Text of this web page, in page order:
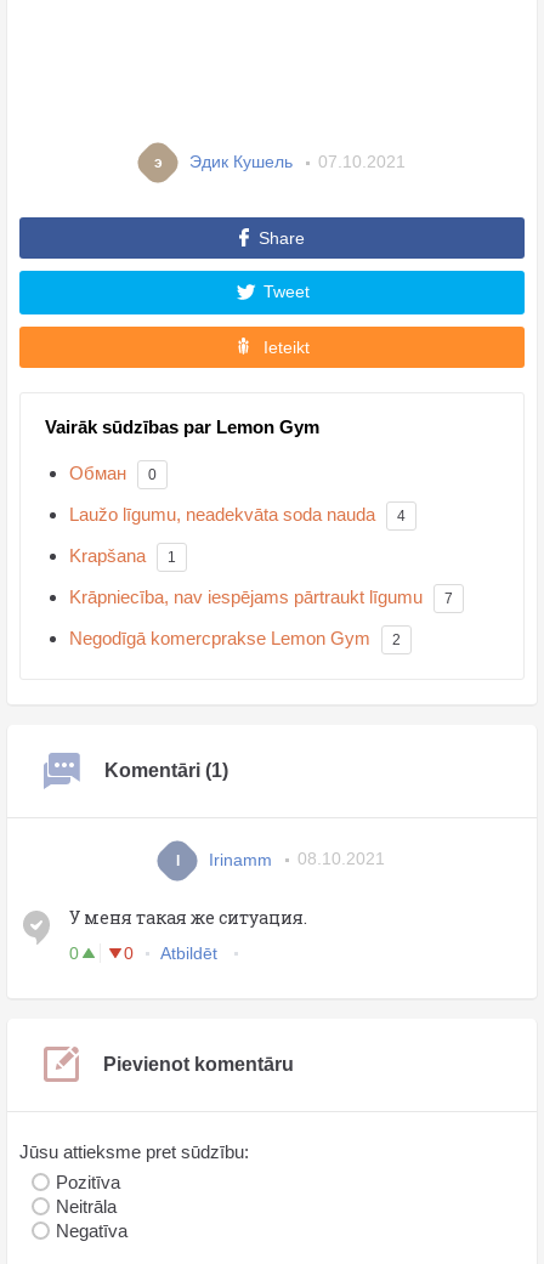
э Эдик Кушель 07.10.2021
Share
Tweet
Ieteikt
Vairāk sūdzības par Lemon Gym
Обман 0
Laužo līgumu, neadekvāta soda nauda 4
Krapšana 1
Krāpniecība, nav iespējams pārtraukt līgumu 7
Negodīgā komercprakse Lemon Gym 2
Komentāri (1)
I Irinamm 08.10.2021
У меня такая же ситуация.
0 0 Atbildēt
Pievienot komentāru
Jūsu attieksme pret sūdzību:
Pozitīva
Neitrāla
Negatīva